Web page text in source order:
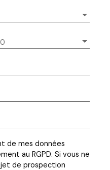
de mes données
au RGPD. Si vous ne
de prospection